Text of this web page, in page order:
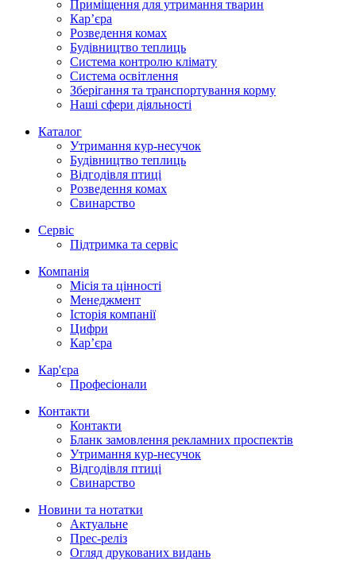
Приміщення для утримання тварин
Кар’єра
Розведення комах
Будівництво теплиць
Система контролю клімату
Система освітлення
Зберігання та транспортування корму
Наші сфери діяльності
Каталог
Утримання кур-несучок
Будівництво теплиць
Відгодівля птиці
Розведення комах
Свинарство
Сервіс
Підтримка та сервіс
Компанія
Місія та цінності
Менеджмент
Історія компанії
Цифри
Кар’єра
Кар'єра
Професіонали
Контакти
Контакти
Бланк замовлення рекламних проспектів
Утримання кур-несучок
Відгодівля птиці
Свинарство
Новини та нотатки
Актуальне
Прес-реліз
Огляд друкованих видань